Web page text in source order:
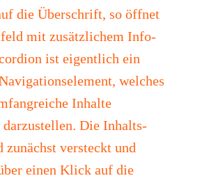
die Überschrift, so öffnet
mit zusätzlichem Info-
ist eigentlich ein
welches
Inhalte
darzustellen. Die Inhalts-
zunächst versteckt und
einen Klick auf die